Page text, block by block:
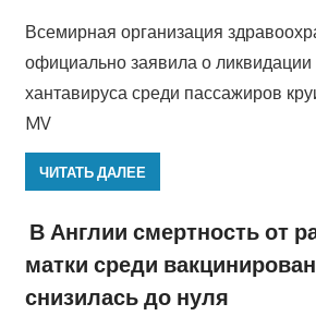
Всемирная организация
официально заявила о
хантавируса среди пассажиров
MV
ЧИТАТЬ ДАЛЕЕ
В Англии смертность от
матки среди
снизилась до нуля